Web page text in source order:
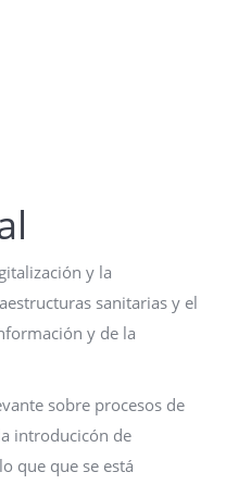
y la
sanitarias y el
y de la
sobre procesos de
introducicón de
que que se está